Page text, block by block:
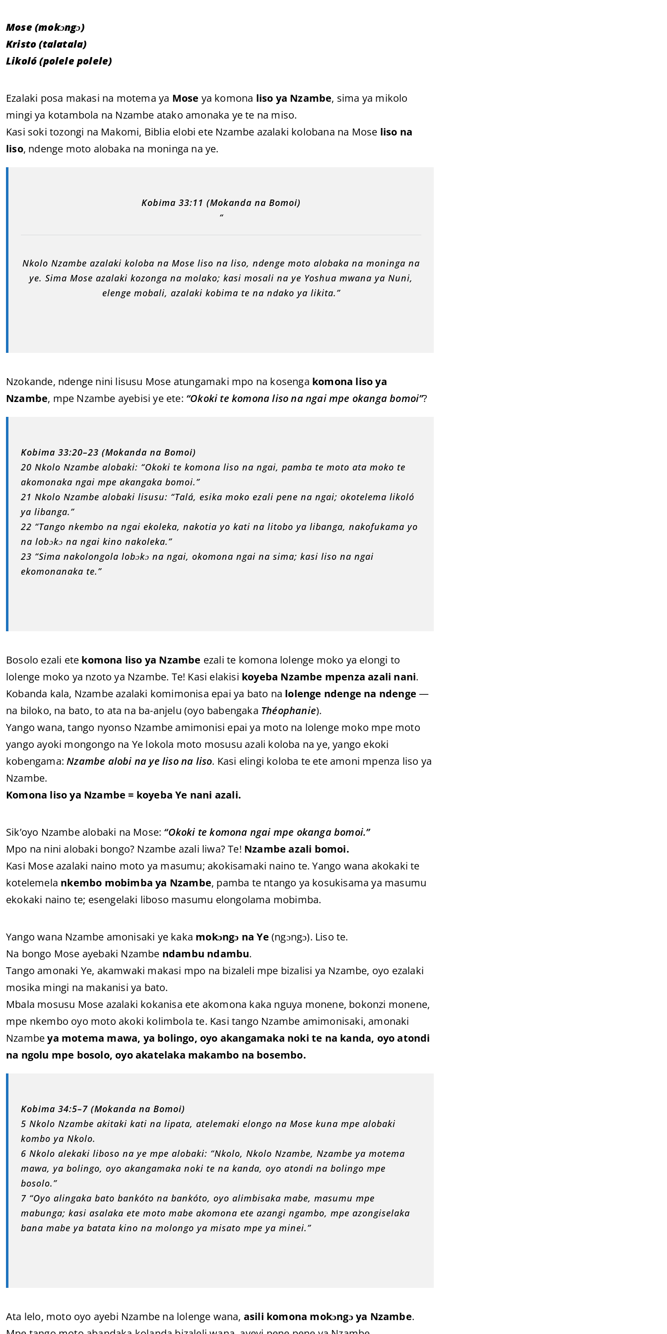
Mose (mokɔngɔ)
Kristo (talatala)
Likoló (polele polele)
Ezalaki posa makasi na motema ya Mose ya komona liso ya Nzambe, sima ya mikolo
mingi ya kotambola na Nzambe atako amonaka ye te na miso.
Kasi soki tozongi na Makomi, Biblia elobi ete Nzambe azalaki kolobana na Mose liso na
liso, ndenge moto alobaka na moninga na ye.
Kobima 33:11 (Mokanda na Bomoi)
“
Nkolo Nzambe azalaki koloba na Mose liso na liso, ndenge moto alobaka na moninga na
ye. Sima Mose azalaki kozonga na molako; kasi mosali na ye Yoshua mwana ya Nuni,
elenge mobali, azalaki kobima te na ndako ya likita.”
Nzokande, ndenge nini lisusu Mose atungamaki mpo na kosenga komona liso ya
Nzambe, mpe Nzambe ayebisi ye ete: “Okoki te komona liso na ngai mpe okanga bomoi”?
Kobima 33:20–23 (Mokanda na Bomoi)
20 Nkolo Nzambe alobaki: “Okoki te komona liso na ngai, pamba te moto ata moko te
akomonaka ngai mpe akangaka bomoi.”
21 Nkolo Nzambe alobaki lisusu: “Talá, esika moko ezali pene na ngai; okotelema likoló
ya libanga.”
22 “Tango nkembo na ngai ekoleka, nakotia yo kati na litobo ya libanga, nakofukama yo
na lobɔkɔ na ngai kino nakoleka.”
23 “Sima nakolongola lobɔkɔ na ngai, okomona ngai na sima; kasi liso na ngai
ekomonanaka te.”
Bosolo ezali ete komona liso ya Nzambe ezali te komona lolenge moko ya elongi to
lolenge moko ya nzoto ya Nzambe. Te! Kasi elakisi koyeba Nzambe mpenza azali nani.
Kobanda kala, Nzambe azalaki komimonisa epai ya bato na lolenge ndenge na ndenge —
na biloko, na bato, to ata na ba-anjelu (oyo babengaka Théophanie).
Yango wana, tango nyonso Nzambe amimonisi epai ya moto na lolenge moko mpe moto
yango ayoki mongongo na Ye lokola moto mosusu azali koloba na ye, yango ekoki
kobengama:Nzambe alobi na ye liso na liso. Kasi elingi koloba te ete amoni mpenza liso ya
Nzambe.
Komona liso ya Nzambe = koyeba Ye nani azali.
Sik’oyo Nzambe alobaki na Mose: “Okoki te komona ngai mpe okanga bomoi.”
Mpo na nini alobaki bongo? Nzambe azali liwa? Te! Nzambe azali bomoi.
Kasi Mose azalaki naino moto ya masumu; akokisamaki naino te. Yango wana akokaki te
kotelemela nkembo mobimba ya Nzambe, pamba te ntango ya kosukisama ya masumu
ekokaki naino te; esengelaki liboso masumu elongolama mobimba.
Yango wana Nzambe amonisaki ye kaka mokɔngɔ na Ye (ngɔngɔ). Liso te.
Na bongo Mose ayebaki Nzambe ndambu ndambu.
Tango amonaki Ye, akamwaki makasi mpo na bizaleli mpe bizalisi ya Nzambe, oyo ezalaki
mosika mingi na makanisi ya bato.
Mbala mosusu Mose azalaki kokanisa ete akomona kaka nguya monene, bokonzi monene,
mpe nkembo oyo moto akoki kolimbola te. Kasi tango Nzambe amimonisaki, amonaki
Nzambeya motema mawa, ya bolingo, oyo akangamaka noki te na kanda, oyo atondi
na ngolu mpe bosolo, oyo akatelaka makambo na bosembo.
Kobima 34:5–7 (Mokanda na Bomoi)
5 Nkolo Nzambe akitaki kati na lipata, atelemaki elongo na Mose kuna mpe alobaki
kombo ya Nkolo.
6 Nkolo alekaki liboso na ye mpe alobaki: “Nkolo, Nkolo Nzambe, Nzambe ya motema
mawa, ya bolingo, oyo akangamaka noki te na kanda, oyo atondi na bolingo mpe
bosolo.”
7 “Oyo alingaka bato bankóto na bankóto, oyo alimbisaka mabe, masumu mpe
mabunga; kasi asalaka ete moto mabe akomona ete azangi ngambo, mpe azongiselaka
bana mabe ya batata kino na molongo ya misato mpe ya minei.”
Ata lelo, moto oyo ayebi Nzambe na lolenge wana, asili komona mokɔngɔ ya Nzambe.